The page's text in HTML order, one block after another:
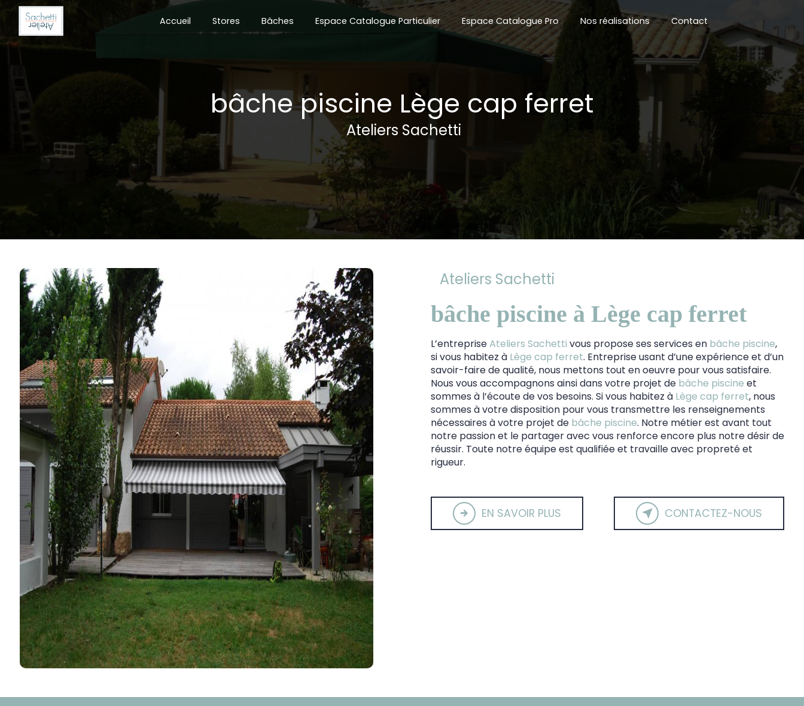
Accueil Stores Bâches Espace Catalogue Particulier Espace Catalogue Pro Nos réalisations Contact
bâche piscine Lège cap ferret
Ateliers Sachetti
Ateliers Sachetti
bâche piscine à Lège cap ferret
L’entrepriseAteliers Sachetti vous propose ses services en bâche piscine,
si vous habitez à Lège cap ferret. Entreprise usant d’une expérience et d’un
savoir-faire de qualité, nous mettons tout en oeuvre pour vous satisfaire.
Nous vous accompagnons ainsi dans votre projet de bâche piscine et
sommes à l’écoute de vos besoins. Si vous habitez à Lège cap ferret, nous
sommes à votre disposition pour vous transmettre les renseignements
nécessaires à votre projet de bâche piscine. Notre métier est avant tout
notre passion et le partager avec vous renforce encore plus notre désir de
réussir. Toute notre équipe est qualifiée et travaille avec propreté et
rigueur.
EN SAVOIR PLUS CONTACTEZ-NOUS
Panneau de gestion des cookies